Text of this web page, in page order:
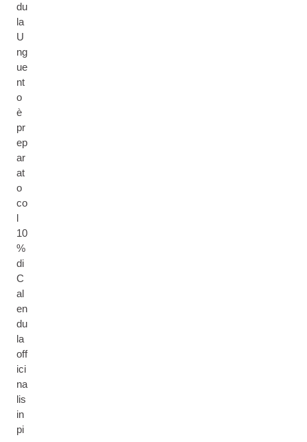
du
la
U
ng
ue
nt
o
è
pr
ep
ar
at
o
co
l
10
%
di
C
al
en
du
la
off
ici
na
lis
in
pi